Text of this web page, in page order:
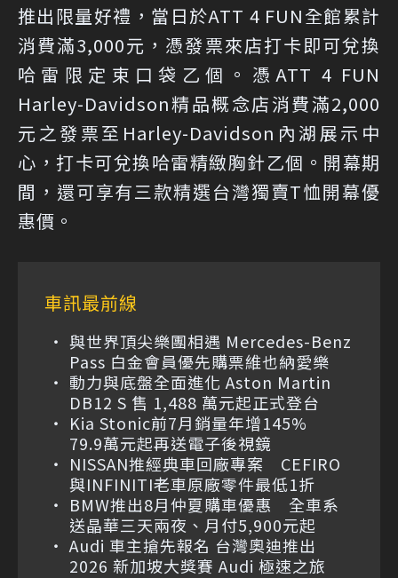
推出限量好禮，當日於ATT 4 FUN全館累計
消費滿3,000元，憑發票來店打卡即可兌換
哈雷限定束口袋乙個。憑ATT 4 FUN
Harley-Davidson精品概念店消費滿2,000
元之發票至Harley-Davidson內湖展示中
心，打卡可兌換哈雷精緻胸針乙個。開幕期
間，還可享有三款精選台灣獨賣T恤開幕優
惠價。
車訊最前線
與世界頂尖樂團相遇 Mercedes-Benz
Pass 白金會員優先購票維也納愛樂
動力與底盤全面進化 Aston Martin
DB12 S 售 1,488 萬元起正式登台
Kia Stonic前7月銷量年增145%
79.9萬元起再送電子後視鏡
NISSAN推經典車回廠專案 CEFIRO
與INFINITI老車原廠零件最低1折
BMW推出8月仲夏購車優惠 全車系
送晶華三天兩夜、月付5,900元起
Audi 車主搶先報名 台灣奧迪推出
2026 新加坡大獎賽 Audi 極速之旅